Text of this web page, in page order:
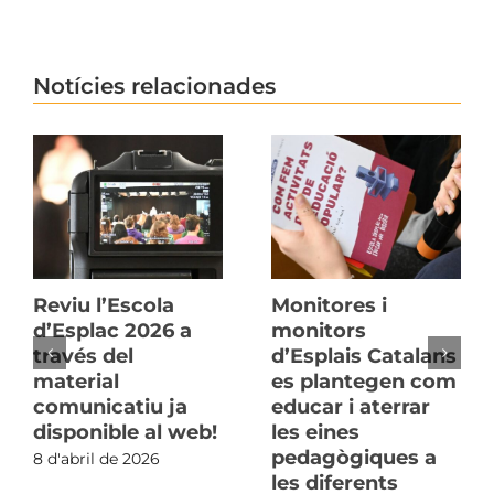
Notícies relacionades
Reviu l’Escola
d’Esplac 2026 a
través del
material
comunicatiu ja
disponible al web!
8 d'abril de 2026
Monitores i
monitors
d’Esplais Catalans
es plantegen com
educar i aterrar
les eines
pedagògiques a
les diferents